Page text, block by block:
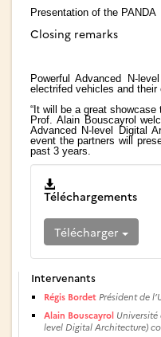
Presentation of the PANDA
Closing remarks
Powerful Advanced N-
electrifed vehicles and their
“ It will be a great showcase
Prof. Alain Bouscayrol
Advanced N-level Digital
event the partners will
past 3 years.
Téléchargements
Télécharger
Intervenants
Régis Bordet Président de
Alain Bouscayrol Université
level Digital Architecture)